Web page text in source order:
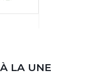
LA UNE